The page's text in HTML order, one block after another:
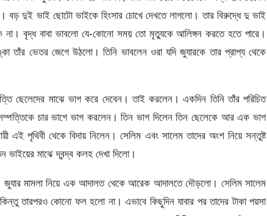
দুই ভাই ছোটো ভাইকে হিংসার চোখে দেখতে লাগলো। তার বিরুদ্ধে দু ভাই
বৃদ্ধ বাবা ভাবলো যে-কোনো সময় তো মৃত্যুকে আলিঙ্গন করতে হতে পারে।
তাঁর ভেতর জেগে উঠলো। তিনি ভাবলেন ওরা যদি জুযারকে তার প্রাপ্য থেকে
ছেলেদের মাঝে ভাগ করে দেবেন। তাই করলেন। একদিন তিনি তাঁর পরিচিত
সম্পত্তিকে চার ভাগে ভাগ করলেন। তিন ভাগ দিলেন তিন ছেলেকে আর এক ভাগ
এই পৃথিবী থেকে বিদায় নিলেন। সেলিম এবং সালেম তাদের অংশ নিয়ে সন্তুষ্ট
ভাইয়ের মাঝে দ্বন্দ্ব কলহ দেখা দিলো।
জুযার মামলা নিয়ে এক আদালত থেকে আরেক আদালতে দৌড়লো। সেলিম সালেম
তারপরও কোনো ফল হলো না। এভাবে কিছুদিন যাবার পর তাদের টাকা পয়সা